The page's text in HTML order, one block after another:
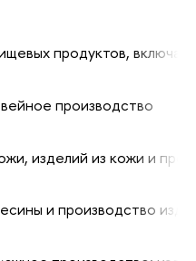
продуктов, включая
производство
изделий из кожи и
и производство